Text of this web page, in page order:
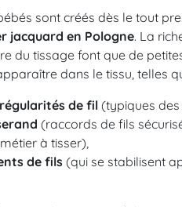
sont créés dès le tout
jacquard en Pologne. La
du tissage font que de
dans le tissu, telles
de fil (typiques
(raccords de fils
à tisser),
de fils(qui se stabilisent